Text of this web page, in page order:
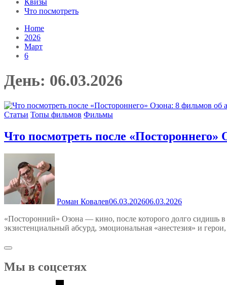
Квизы
Что посмотреть
Home
2026
Март
6
День: 06.03.2026
Статьи Топы фильмов Фильмы
Что посмотреть после
Роман Ковалев06.03.202606.03.2026
«Посторонний» Озона — кино, после которого долго сидишь
экзистенциальный абсурд, эмоциональная «анестезия» и
Мы в соцсетях